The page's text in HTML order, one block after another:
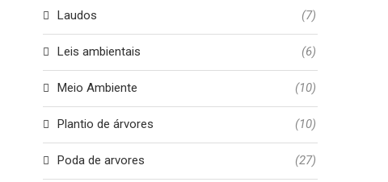
Laudos (7)
Leis ambientais (6)
Meio Ambiente (10)
Plantio de árvores (10)
Poda de arvores (27)